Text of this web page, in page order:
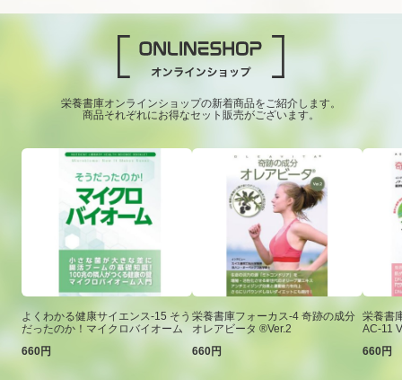
栄養書庫オンラインショップの新着商品をご紹介します。
商品それぞれにお得なセット販売がございます。
よくわかる健康サイエンス-15 そう
だったのか！マイクロバイオーム
660円
栄養書庫フォーカス-4 奇跡の成分
オレアビータ ®Ver.2
660円
栄養書
AC-11
660円